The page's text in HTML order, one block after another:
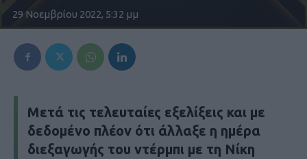
29 Νοεμβρίου 2022, 5:32 μμ
Μετά τις τελευταίες εξελίξεις και με
δεδομένο πλέον ότι άλλαξε η ημέρα
διεξαγωγής του ντέρμπι με τη Νίκη